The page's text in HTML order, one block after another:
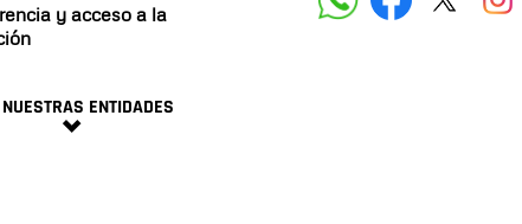
y acceso a la
ENTIDADES